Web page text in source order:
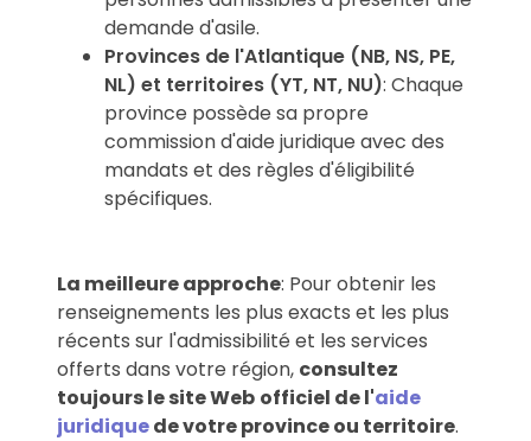
demande d'asile.
Provinces de l'Atlantique (NB, NS, PE,
NL) et territoires (YT, NT, NU): Chaque
province possède sa propre
commission d'aide juridique avec des
mandats et des règles d'éligibilité
spécifiques.
La meilleure approche: Pour obtenir les
renseignements les plus exacts et les plus
récents sur l'admissibilité et les services
offerts dans votre région, consultez
toujours le site Web officiel de l'aide
juridiquede votre province ou territoire.